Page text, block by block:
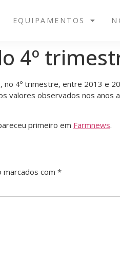
EQUIPAMENTOS
4º
4º trimestre, entre 2013 e
valores observados nos
primeiro em Farmnews.
com *